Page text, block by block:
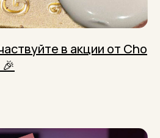
в акции от Cho